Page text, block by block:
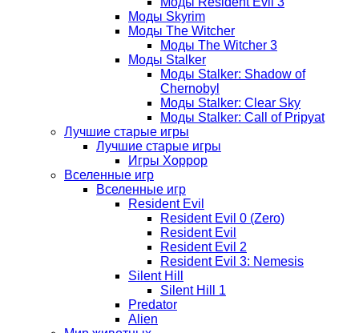
Моды Skyrim
Моды The Witcher
Моды The Witcher 3
Моды Stalker
Моды Stalker: Shadow of
Chernobyl
Моды Stalker: Clear Sky
Моды Stalker: Call of Pripyat
Лучшие старые игры
Лучшие старые игры
Игры Хоррор
Вселенные игр
Вселенные игр
Resident Evil
Resident Evil 0 (Zero)
Resident Evil
Resident Evil 2
Resident Evil 3: Nemesis
Silent Hill
Silent Hill 1
Predator
Alien